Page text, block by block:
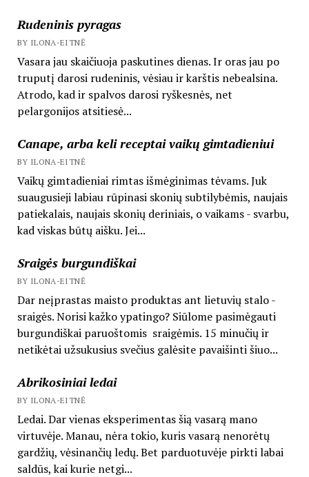
Rudeninis pyragas
BY ILONA-EITNĖ
Vasara jau skaičiuoja paskutines dienas. Ir oras jau po
truputį darosi rudeninis, vėsiau ir karštis nebealsina.
Atrodo, kad ir spalvos darosi ryškesnės, net
pelargonijos atsitiesė...
Canape, arba keli receptai vaikų gimtadieniui
BY ILONA-EITNĖ
Vaikų gimtadieniai rimtas išmėginimas tėvams. Juk
suaugusieji labiau rūpinasi skonių subtilybėmis, naujais
patiekalais, naujais skonių deriniais, o vaikams - svarbu,
kad viskas būtų aišku. Jei...
Sraigės burgundiškai
BY ILONA-EITNĖ
Dar neįprastas maisto produktas ant lietuvių stalo -
sraigės. Norisi kažko ypatingo? Siūlome pasimėgauti
burgundiškai paruoštomis sraigėmis. 15 minučių ir
netikėtai užsukusius svečius galėsite pavaišinti šiuo...
Abrikosiniai ledai
BY ILONA-EITNĖ
Ledai. Dar vienas eksperimentas šią vasarą mano
virtuvėje. Manau, nėra tokio, kuris vasarą nenorėtų
gardžių, vėsinančių ledų. Bet parduotuvėje pirkti labai
saldūs, kai kurie netgi...